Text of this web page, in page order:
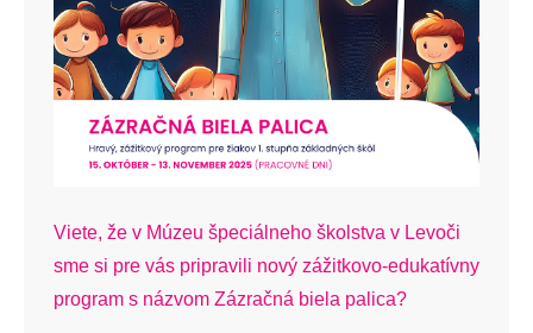
Viete, že v Múzeu špeciálneho školstva v Levoči
sme si pre vás pripravili nový zážitkovo-edukatívny
program s názvom Zázračná biela palica?